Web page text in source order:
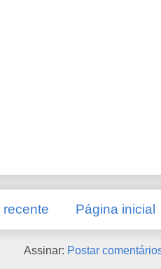
recente Página inicial
Assinar: Postar